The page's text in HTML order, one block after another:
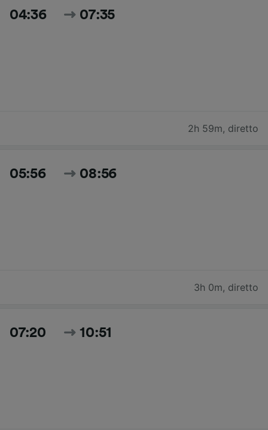
04:36 07:35
2h 59m, diretto
05:56 08:56
3h 0m, diretto
07:20 10:51